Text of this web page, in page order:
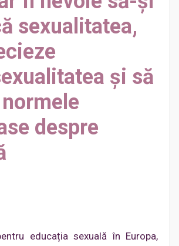
sexualitatea,
și să
despre
educația sexuală în Europa,